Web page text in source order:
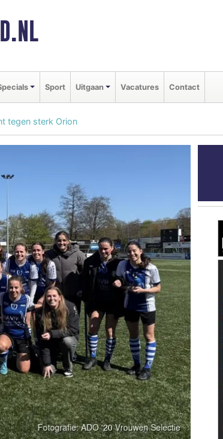
Sport Uitgaan Vacatures Contact
tegen sterk Orion